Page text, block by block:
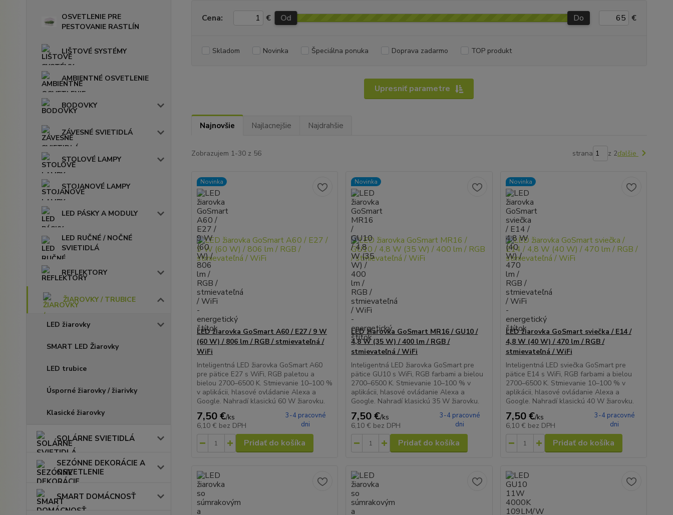
OSVETLENIE PRE
PESTOVANIE RASTLÍN
LIŠTOVÉ SYSTÉMY
AMBIENTNÉ OSVETLENIE
BODOVKY
ZÁVESNÉ SVIETIDLÁ
STOLOVÉ LAMPY
STOJANOVÉ LAMPY
LED PÁSKY A MODULY
LED RUČNÉ / NOČNÉ
SVIETIDLÁ
REFLEKTORY
ŽIAROVKY / TRUBICE
LED žiarovky
SMART LED Žiarovky
LED trubice
Úsporné žiarovky / žiarivky
Klasické žiarovky
SOLÁRNE SVIETIDLÁ
SEZÓNNE DEKORÁCIE A
OSVETLENIE
SMART DOMÁCNOSŤ
Upresniť parametre
Cena: € Od Do €
Skladom Novinka Špeciálna ponuka Doprava zadarmo TOP produkt
Najnovšie Najlacnejšie Najdrahšie
Zobrazujem 1-30 z 56 strana z 2ďalšie
Novinka
LED žiarovka GoSmart A60 / E27 / 9 W
(60 W) / 806 lm / RGB / stmievateľná /
WiFi
Inteligentná LED žiarovka GoSmart A60
pre pätice E27 s WiFi, RGB paletou a
bielou 2700–6500 K. Stmievanie 10–100 %
v aplikácii, hlasové ovládanie Alexa a
Google. Nahradí klasickú 60 W žiarovku.
7,50 €/ks
6,10 € bez DPH
3-4 pracovné
dni
Pridať do košíka
Novinka
LED žiarovka GoSmart MR16 / GU10 /
4,8 W (35 W) / 400 lm / RGB /
stmievateľná / WiFi
Inteligentná LED žiarovka GoSmart pre
pätice GU10 s WiFi, RGB farbami a bielou
2700–6500 K. Stmievanie 10–100 % v
aplikácii, hlasové ovládanie Alexa a
Google. Nahradí klasickú 35 W žiarovku.
7,50 €/ks
6,10 € bez DPH
3-4 pracovné
dni
Pridať do košíka
Novinka
LED žiarovka GoSmart sviečka / E14 /
4,8 W (40 W) / 470 lm / RGB /
stmievateľná / WiFi
Inteligentná LED sviečka GoSmart pre
pätice E14 s WiFi, RGB farbami a bielou
2700–6500 K. Stmievanie 10–100 % v
aplikácii, hlasové ovládanie Alexa a
Google. Nahradí klasickú 40 W žiarovku.
7,50 €/ks
6,10 € bez DPH
3-4 pracovné
dni
Pridať do košíka